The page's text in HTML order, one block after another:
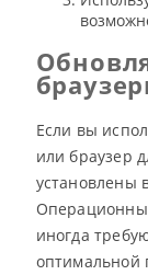
Если вы
или браузер
установлены
иногда
оптимальной